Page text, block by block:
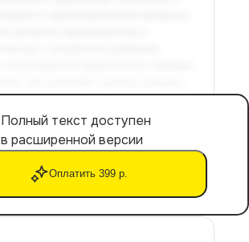
Полный текст доступен
в расширенной версии
Оплатить 399 р.